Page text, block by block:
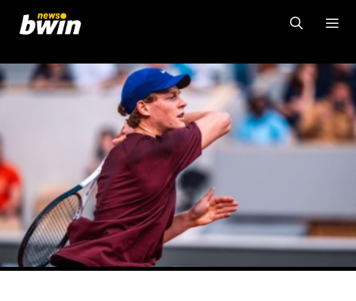
contenuto
MENU